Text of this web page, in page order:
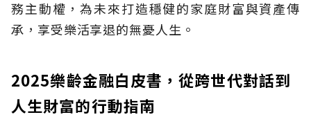
務主動權，為未來打造穩健的家庭財富與資產傳
承，享受樂活享退的無憂人生。
2025樂齡金融白皮書，從跨世代對話到
人生財富的行動指南